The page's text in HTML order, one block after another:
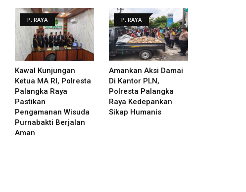
P. RAYA
Kawal Kunjungan
Ketua MA RI, Polresta
Palangka Raya
Pastikan
Pengamanan Wisuda
Purnabakti Berjalan
Aman
P. RAYA
Amankan Aksi Damai
Di Kantor PLN,
Polresta Palangka
Raya Kedepankan
Sikap Humanis